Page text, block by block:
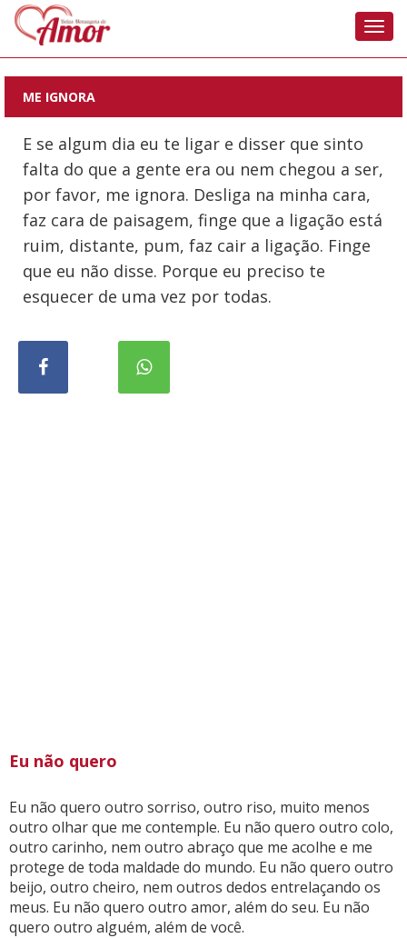
ME IGNORA
E se algum dia eu te ligar e disser que sinto
falta do que a gente era ou nem chegou a ser,
por favor, me ignora. Desliga na minha cara,
faz cara de paisagem, finge que a ligação está
ruim, distante, pum, faz cair a ligação. Finge
que eu não disse. Porque eu preciso te
esquecer de uma vez por todas.
Eu não quero
Eu não quero outro sorriso, outro riso, muito menos
outro olhar que me contemple. Eu não quero outro colo,
outro carinho, nem outro abraço que me acolhe e me
protege de toda maldade do mundo. Eu não quero outro
beijo, outro cheiro, nem outros dedos entrelaçando os
meus. Eu não quero outro amor, além do seu. Eu não
quero outro alguém, além de você.